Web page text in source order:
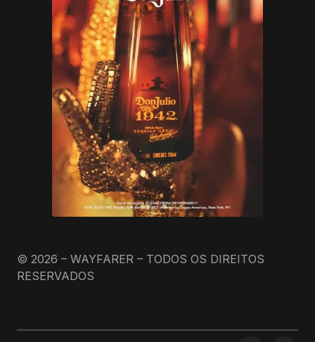
© 2026 – WAYFARER – TODOS OS DIREITOS
RESERVADOS